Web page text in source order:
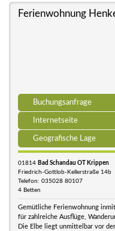
Ferienwohnung
Buchungsanfrage
Internetseite
Geografische Lage
01814 Bad Schandau OT Krippen
Friedrich-Gottlob-Kellerstraße 14b
Telefon: 035028 80107
4 Betten
Gemütliche Ferienwohnung
für zahlreiche Ausflüge,
Die Elbe liegt unmittelbar vor